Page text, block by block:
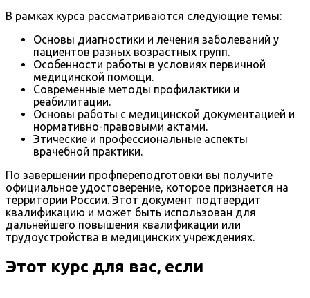
В рамках курса рассматриваются следующие темы:
Основы диагностики и лечения заболеваний у
пациентов разных возрастных групп.
Особенности работы в условиях первичной
медицинской помощи.
Современные методы профилактики и
реабилитации.
Основы работы с медицинской документацией и
нормативно-правовыми актами.
Этические и профессиональные аспекты
врачебной практики.
По завершении профпереподготовки вы получите
официальное удостоверение, которое признается на
территории России. Этот документ подтвердит
квалификацию и может быть использован для
дальнейшего повышения квалификации или
трудоустройства в медицинских учреждениях.
Этот курс для вас, если